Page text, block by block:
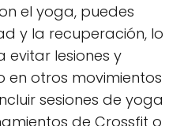
el yoga, puedes
y la recuperación, lo
lesiones y
en otros movimientos
sesiones de yoga
de Crossfit o